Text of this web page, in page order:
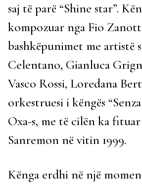
saj të parë “Shine star”.
kompozuar nga Fio
bashkëpunimet me artistë
Celentano, Gianluca
Vasco Rossi, Loredana
orkestruesi i këngës
Oxa-s, me të cilën ka
Sanremon në vitin 1999.
Kënga erdhi në një